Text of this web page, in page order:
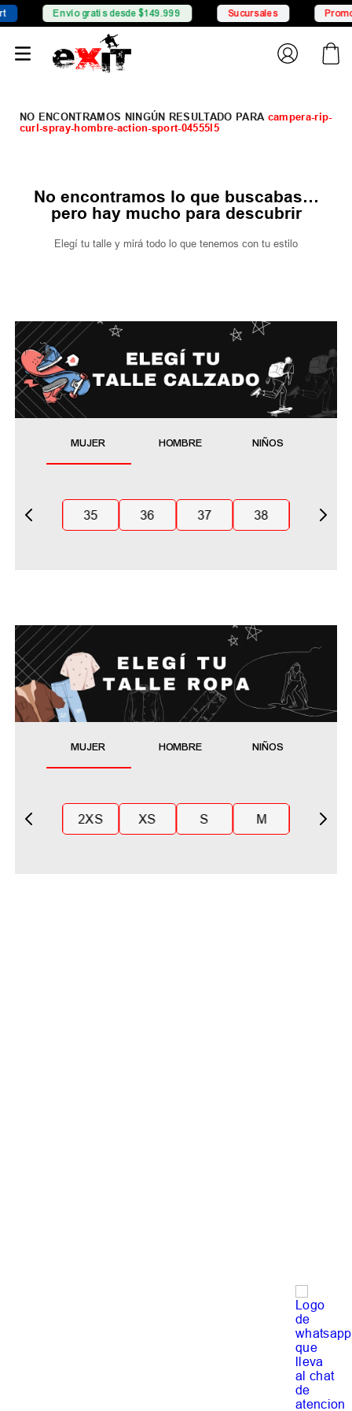
Envío gratis desde $149.999 Sucursales
campera-rip-
curl-spray-hombre-action-sport-04555l5
No encontramos lo que buscabas…
pero hay mucho para descubrir
Elegí tu talle y mirá todo lo que tenemos con tu estilo
MUJER HOMBRE NIÑOS
35 36 37 38
MUJER HOMBRE NIÑOS
2XS XS S M